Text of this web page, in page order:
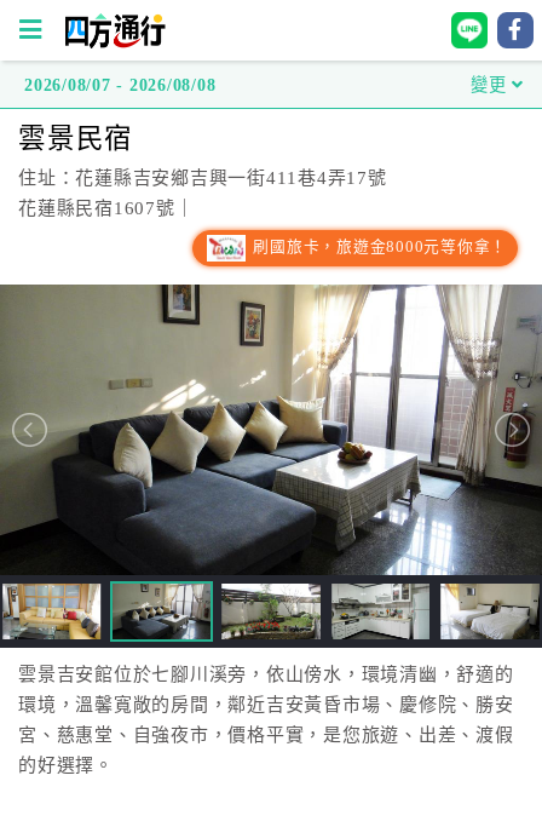
方
通
行
房
直
跟
飯
店
訂
房
HOT
2026/08/07 - 2026/08/08 變更
雲景民宿
住址：花蓮縣吉安鄉吉興一街411巷4弄17號
花蓮縣民宿1607號｜
刷國旅卡，旅遊金8000元等你拿！
雲景吉安館位於七腳川溪旁，依山傍水，環境清幽，舒適的
環境，溫馨寬敞的房間，鄰近吉安黃昏市場、慶修院、勝安
宮、慈惠堂、自強夜市，價格平實，是您旅遊、出差、渡假
的好選擇。